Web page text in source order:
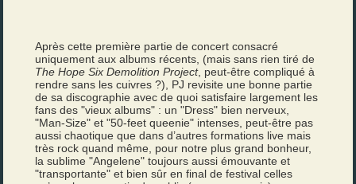
Après cette première partie de concert consacré
uniquement aux albums récents, (mais sans rien tiré de
The Hope Six Demolition Project, peut-être compliqué à
rendre sans les cuivres ?), PJ revisite une bonne partie
de sa discographie avec de quoi satisfaire largement les
fans des "vieux albums" : un "Dress" bien nerveux,
"Man-Size" et "50-feet queenie" intenses, peut-être pas
aussi chaotique que dans d’autres formations live mais
très rock quand même, pour notre plus grand bonheur,
la sublime "Angelene" toujours aussi émouvante et
"transportante" et bien sûr en final de festival celles